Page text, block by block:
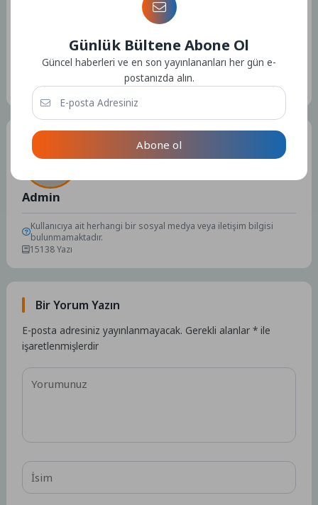
Bu yazıya ait etiket bulunamadı.
Admin
Tüm Yazılar
Kullanıcıya ait herhangi bir sosyal medya veya iletişim bilgisi
bulunmamaktadır.
15138 Yazı
Bir Yorum Yazın
E-posta adresiniz yayınlanmayacak. Gerekli alanlar* ile
işaretlenmişlerdir
Günlük Bültene Abone Ol
Güncel haberleri ve en son yayınlananları her gün e-
postanızda alın.
Abone ol